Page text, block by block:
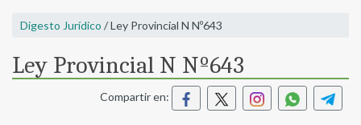
Digesto Jurídico / Ley Provincial N Nº643
Ley Provincial N Nº643
Compartir en: